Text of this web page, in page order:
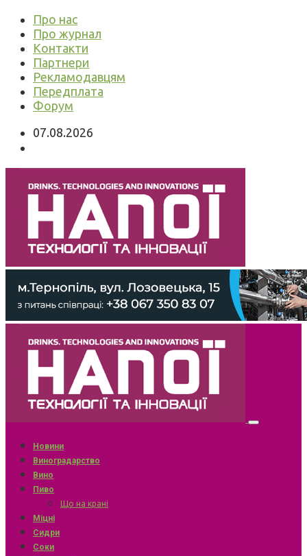
Про нас
Про журнал
Контакти
Партнери
Рекламодавцям
Передплата
Форум
07.08.2026
Новини
Виноградарство
Вино
Пиво
Що на крані
Міцні
Сидри
Соки